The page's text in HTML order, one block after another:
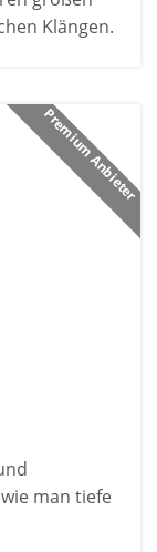
Klängen.
Premium Anbieter
man tiefe